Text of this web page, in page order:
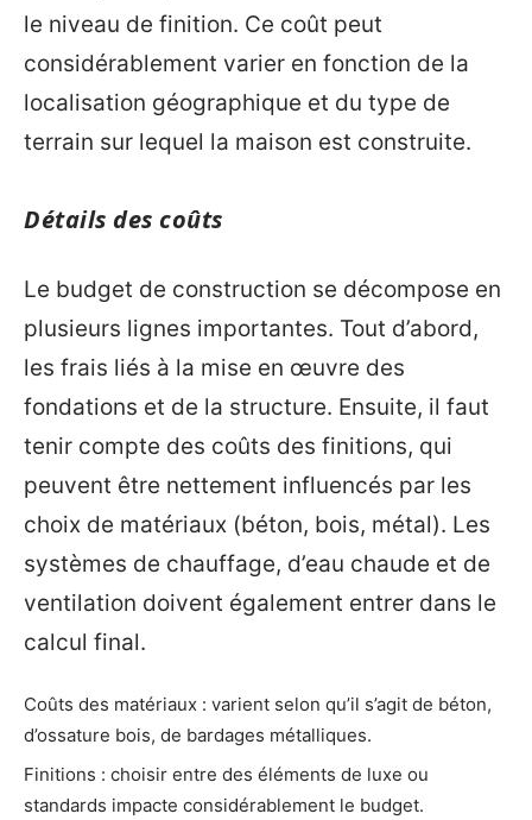
le niveau de finition. Ce coût peut
considérablement varier en fonction de la
localisation géographique et du type de
terrain sur lequel la maison est construite.
Détails des coûts
Le budget de construction se décompose en
plusieurs lignes importantes. Tout d’abord,
les frais liés à la mise en œuvre des
fondations et de la structure. Ensuite, il faut
tenir compte des coûts des finitions, qui
peuvent être nettement influencés par les
choix de matériaux (béton, bois, métal). Les
systèmes de chauffage, d’eau chaude et de
ventilation doivent également entrer dans le
calcul final.
Coûts des matériaux : varient selon qu’il s’agit de béton,
d’ossature bois, de bardages métalliques.
Finitions : choisir entre des éléments de luxe ou
standards impacte considérablement le budget.